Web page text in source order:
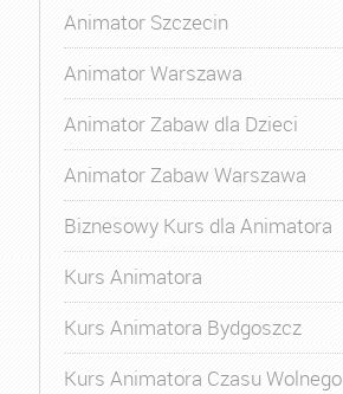
Animator Szczecin
Animator Warszawa
Animator Zabaw dla Dzieci
Animator Zabaw Warszawa
Biznesowy Kurs dla Animatora
Kurs Animatora
Kurs Animatora Bydgoszcz
Kurs Animatora Czasu Wolnego